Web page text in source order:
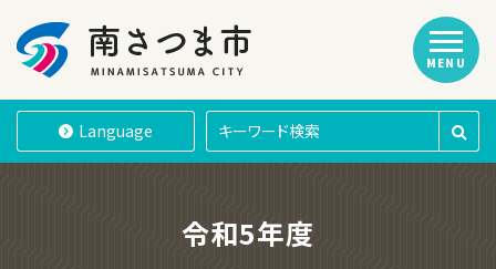
南さつま市
Language
MENU
令和5年度